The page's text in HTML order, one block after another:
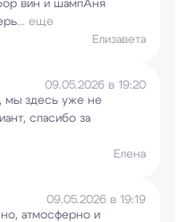
вин и шампАня
... еще
Елизавета
09.05.2026 в 19:20
мы здесь уже не
спасибо за
Елена
09.05.2026 в 19:19
атмосферно и